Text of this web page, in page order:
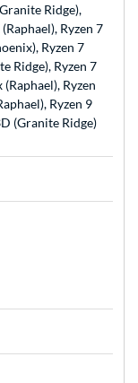
Ridge),
Ryzen 7
Ryzen 7
Ridge), Ryzen 7
Ryzen
Ryzen 9
(Granite Ridge)